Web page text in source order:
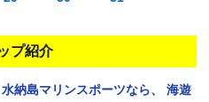
プ紹介
水納島マリンスポーツなら、
海遊